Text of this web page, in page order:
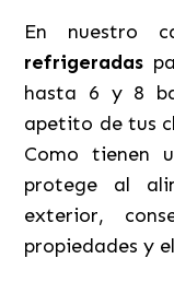
En nuestro
refrigeradas
hasta 6 y 8
apetito de tus
Como tienen
protege al
exterior,
propiedades y